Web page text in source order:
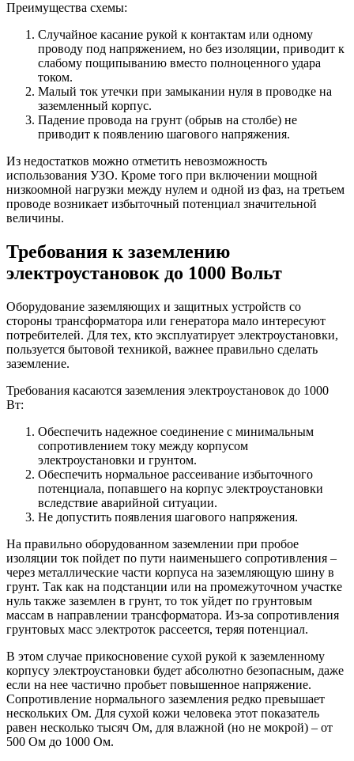
Преимущества схемы:
Случайное касание рукой к контактам или одному
проводу под напряжением, но без изоляции, приводит к
слабому пощипыванию вместо полноценного удара
током.
Малый ток утечки при замыкании нуля в проводке на
заземленный корпус.
Падение провода на грунт (обрыв на столбе) не
приводит к появлению шагового напряжения.
Из недостатков можно отметить невозможность
использования УЗО. Кроме того при включении мощной
низкоомной нагрузки между нулем и одной из фаз, на третьем
проводе возникает избыточный потенциал значительной
величины.
Требования к заземлению
электроустановок до 1000 Вольт
Оборудование заземляющих и защитных устройств со
стороны трансформатора или генератора мало интересуют
потребителей. Для тех, кто эксплуатирует электроустановки,
пользуется бытовой техникой, важнее правильно сделать
заземление.
Требования касаются заземления электроустановок до 1000
Вт:
Обеспечить надежное соединение с минимальным
сопротивлением току между корпусом
электроустановки и грунтом.
Обеспечить нормальное рассеивание избыточного
потенциала, попавшего на корпус электроустановки
вследствие аварийной ситуации.
Не допустить появления шагового напряжения.
На правильно оборудованном заземлении при пробое
изоляции ток пойдет по пути наименьшего сопротивления –
через металлические части корпуса на заземляющую шину в
грунт. Так как на подстанции или на промежуточном участке
нуль также заземлен в грунт, то ток уйдет по грунтовым
массам в направлении трансформатора. Из-за сопротивления
грунтовых масс электроток рассеется, теряя потенциал.
В этом случае прикосновение сухой рукой к заземленному
корпусу электроустановки будет абсолютно безопасным, даже
если на нее частично пробьет повышенное напряжение.
Сопротивление нормального заземления редко превышает
нескольких Ом. Для сухой кожи человека этот показатель
равен несколько тысяч Ом, для влажной (но не мокрой) – от
500 Ом до 1000 Ом.